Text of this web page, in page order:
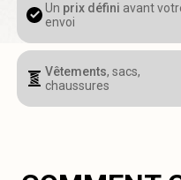
Un prix défini avant
envoi
Vêtements, sacs,
chaussures